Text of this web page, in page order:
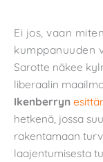
Ei jos, vaan
kumppanuuden
Sarotte näkee
liberaalin
Ikenberryn
hetkenä, jossa
rakentamaan
laajentumisesta